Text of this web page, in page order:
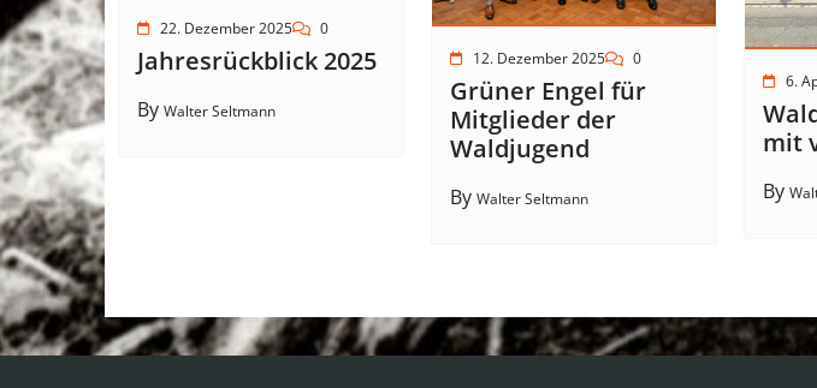
22. Dezember 2025 0
Jahresrückblick 2025
By Walter Seltmann
12. Dezember 2025 0
Grüner Engel für
Mitglieder der
Waldjugend
By Walter Seltmann
6.
mit
By